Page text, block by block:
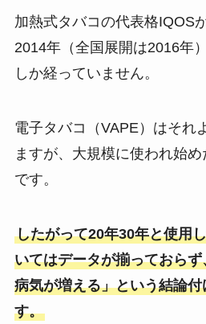
加熱式タバコの代表格IQOS
2014年（全国展開は2016年
しか経っていません​。
電子タバコ（VAPE）はそれ
ますが、大規模に使われ始
です。
したがって20年30年と使用
いてはデータが揃っておら
病気が増える」という結論
す。